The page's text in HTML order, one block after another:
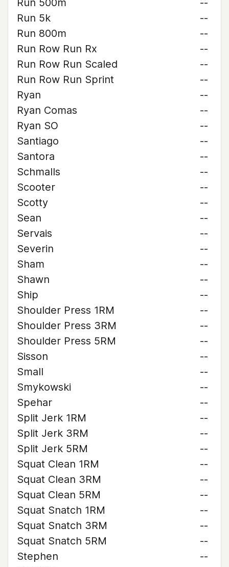
Run 500m
--
Run 5k
--
Run 800m
--
Run Row Run Rx
--
Run Row Run Scaled
--
Run Row Run Sprint
--
Ryan
--
Ryan Comas
--
Ryan SO
--
Santiago
--
Santora
--
Schmalls
--
Scooter
--
Scotty
--
Sean
--
Servais
--
Severin
--
Sham
--
Shawn
--
Ship
--
Shoulder Press 1RM
--
Shoulder Press 3RM
--
Shoulder Press 5RM
--
Sisson
--
Small
--
Smykowski
--
Spehar
--
Split Jerk 1RM
--
Split Jerk 3RM
--
Split Jerk 5RM
--
Squat Clean 1RM
--
Squat Clean 3RM
--
Squat Clean 5RM
--
Squat Snatch 1RM
--
Squat Snatch 3RM
--
Squat Snatch 5RM
--
Stephen
--